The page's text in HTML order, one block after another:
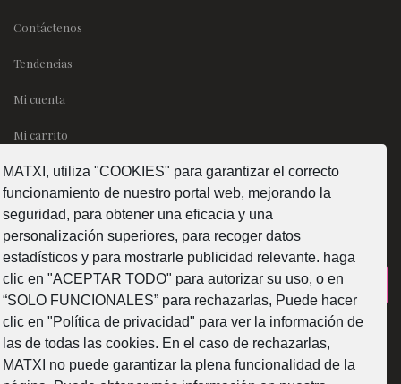
MATXI, utiliza "COOKIES" para garantizar el correcto
funcionamiento de nuestro portal web, mejorando la
seguridad, para obtener una eficacia y una
personalización superiores, para recoger datos
estadísticos y para mostrarle publicidad relevante. haga
clic en "ACEPTAR TODO" para autorizar su uso, o en
“SOLO FUNCIONALES” para rechazarlas, Puede hacer
clic en "Política de privacidad" para ver la información de
las de todas las cookies. En el caso de rechazarlas,
MATXI no puede garantizar la plena funcionalidad de la
Contáctenos
Tendencias
Mi cuenta
Mi carrito
SÍGUENOS
¿Como fabricamos?